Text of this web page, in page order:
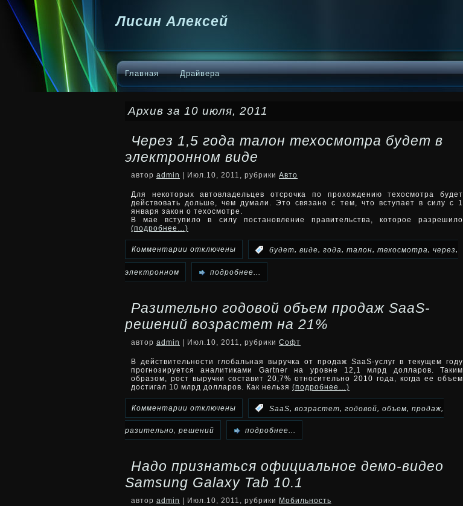
Лисин Алексей
Главная Драйвера
Архив за 10 июля, 2011
Через 1,5 года талон техосмотра будет в
электронном виде
автор admin | Июл.10, 2011, рубрики Авто
Для некоторых автовладельцев отсрочка по прохождению техосмотра будет
действовать дольше, чем думали. Это связано с тем, что вступает в силу с 1
января закон о техосмотре.
В мае вступило в силу постановление правительства, которое разрешило
(подробнее…)
Комментарии к
записи
1,5
техосмотра
будет
в
виде
отключены будет, виде, года, талон, техосмотра, через,
электронном подробнее...
Разительно годовой объем продаж SaaS-
решений возрастет на 21%
автор admin | Июл.10, 2011, рубрики Софт
В действительности глобальная выручка от продаж SaaS-услуг в текущем году
прогнозируется аналитиками Gartner на уровне 12,1 млрд долларов. Таким
образом, рост выручки составит 20,7% относительно 2010 года, когда ее объем
достигал 10 млрд долларов. Как нельзя (подробнее…)
Комментарии к
записи
годовой
отключены SaaS возрастет годовой объем продаж
разительно, решений подробнее...
Надо признаться официальное демо-видео
Samsung Galaxy Tab 10.1
автор admin | Июл.10, 2011, рубрики Мобильность